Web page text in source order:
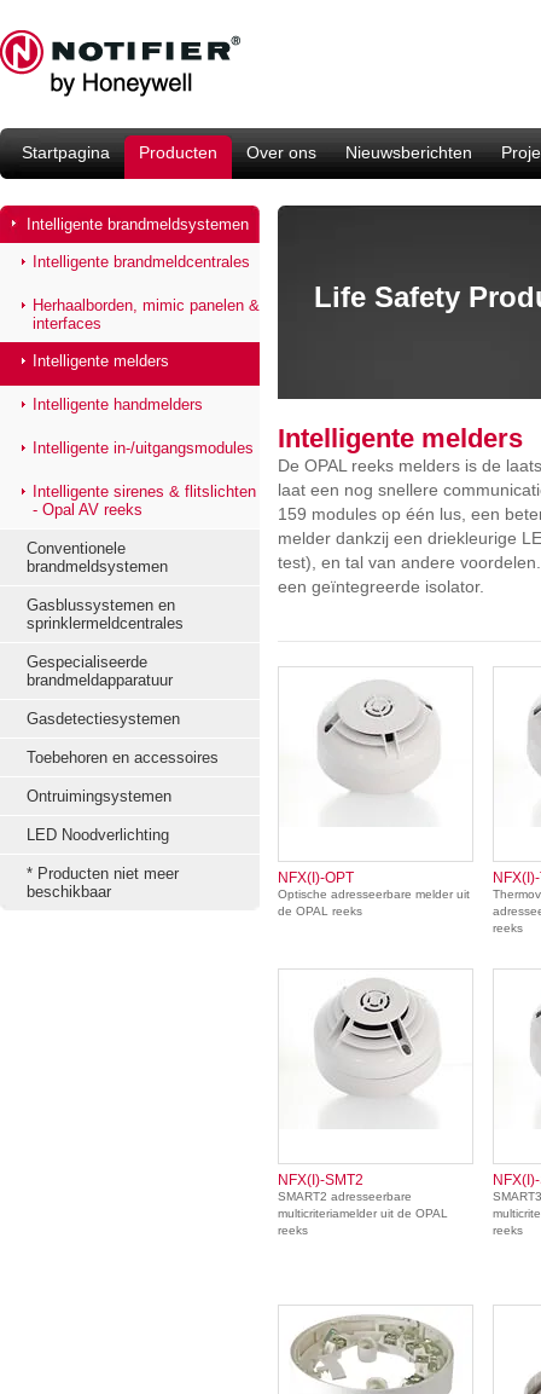
Startpagina Producten Over ons Nieuwsberichten
Intelligente brandmeldsystemen
Intelligente brandmeldcentrales
Herhaalborden, mimic panelen &
interfaces
Intelligente melders
Intelligente handmelders
Intelligente in-/uitgangsmodules
Intelligente sirenes & flitslichten
- Opal AV reeks
Conventionele
brandmeldsystemen
Gasblussystemen en
sprinklermeldcentrales
Gespecialiseerde
brandmeldapparatuur
Gasdetectiesystemen
Toebehoren en accessoires
Ontruimingsystemen
LED Noodverlichting
* Producten niet meer
beschikbaar
Life Safety
Intelligente melders
De OPAL reeks melders is de
laat een nog snellere
159 modules op één lus, een
melder dankzij een driekleurige
test), en tal van andere
een geïntegreerde isolator.
NFX(I)-OPT
Optische adresseerbare melder uit
de OPAL reeks
reeks
NFX(I)-SMT2
SMART2 adresseerbare
multicriteriamelder uit de OPAL
reeks
reeks